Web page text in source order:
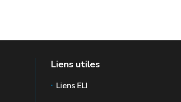
Liens utiles
Liens ELI